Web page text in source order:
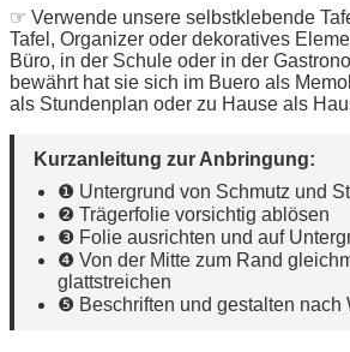
☞ Verwende unsere selbstklebende
Tafel, Organizer oder dekoratives
Büro, in der Schule oder in der
bewährt hat sie sich im Buero als
als Stundenplan oder zu Hause als
Kurzanleitung zur Anbringung:
❶ Untergrund von Schmutz und
❷ Trägerfolie vorsichtig ablösen
❸ Folie ausrichten und auf
❹ Von der Mitte zum Rand
glattstreichen
❺ Beschriften und gestalten nach